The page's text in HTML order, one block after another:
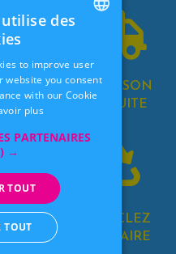
LIVRAISON
GRATUITE
RECYCLEZ
SOLIDAIRE
DUTCH
des
to improve user
website you consent
with our Cookie
plus
PARTENAIRES
→
TOUT
TOUT